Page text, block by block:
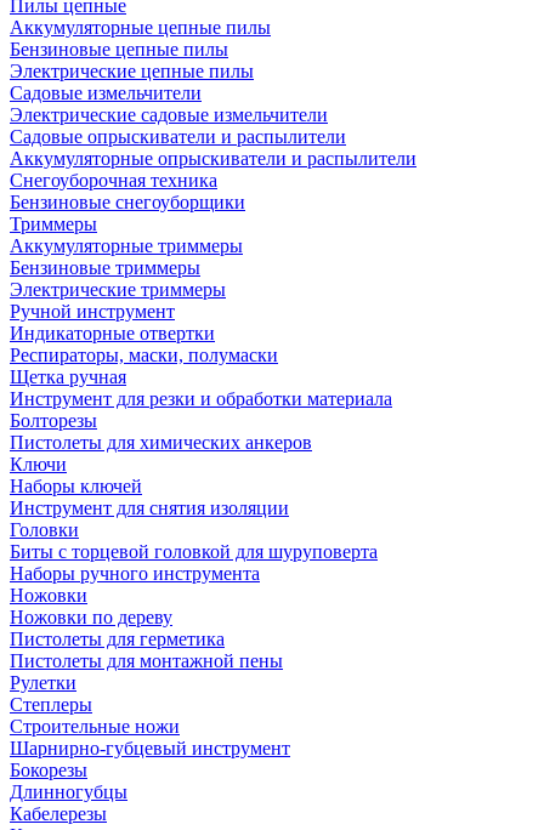
Пилы цепные
Аккумуляторные цепные пилы
Бензиновые цепные пилы
Электрические цепные пилы
Садовые измельчители
Электрические садовые измельчители
Садовые опрыскиватели и распылители
Аккумуляторные опрыскиватели и распылители
Снегоуборочная техника
Бензиновые снегоуборщики
Триммеры
Аккумуляторные триммеры
Бензиновые триммеры
Электрические триммеры
Ручной инструмент
Индикаторные отвертки
Респираторы, маски, полумаски
Щетка ручная
Инструмент для резки и обработки материала
Болторезы
Пистолеты для химических анкеров
Ключи
Наборы ключей
Инструмент для снятия изоляции
Головки
Биты с торцевой головкой для шуруповерта
Наборы ручного инструмента
Ножовки
Ножовки по дереву
Пистолеты для герметика
Пистолеты для монтажной пены
Рулетки
Степлеры
Строительные ножи
Шарнирно-губцевый инструмент
Бокорезы
Длинногубцы
Кабелерезы